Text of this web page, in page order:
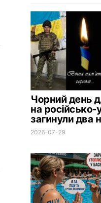
Чорний день
на російсько-
загинули два
2026-07-29